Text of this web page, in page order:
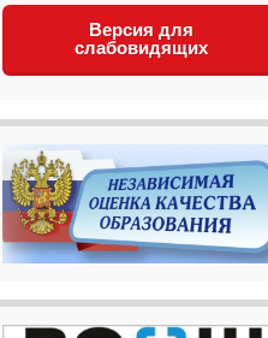
Версия для
слабовидящих